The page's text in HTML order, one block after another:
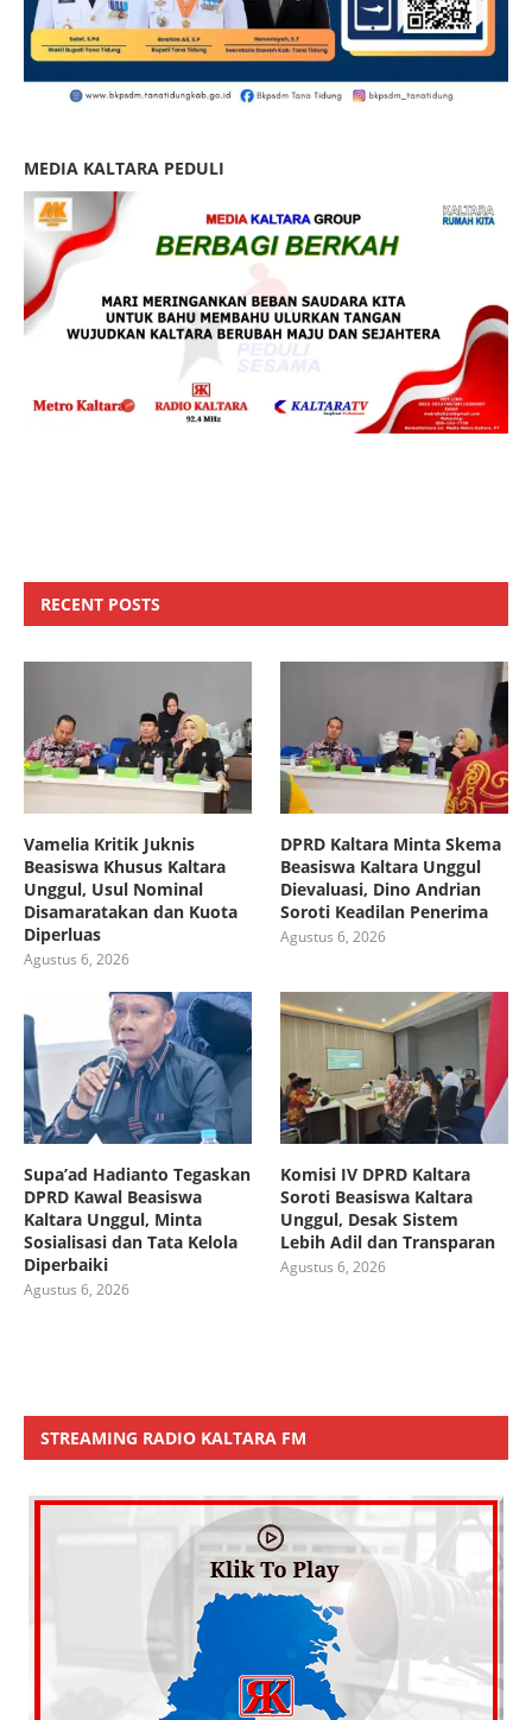
MEDIA KALTARA PEDULI
RECENT POSTS
Vamelia Kritik Juknis
Beasiswa Khusus Kaltara
Unggul, Usul Nominal
Disamaratakan dan Kuota
Diperluas
Agustus 6, 2026
DPRD Kaltara Minta Skema
Beasiswa Kaltara Unggul
Dievaluasi, Dino Andrian
Soroti Keadilan Penerima
Agustus 6, 2026
Supa’ad Hadianto Tegaskan
DPRD Kawal Beasiswa
Kaltara Unggul, Minta
Sosialisasi dan Tata Kelola
Diperbaiki
Agustus 6, 2026
Komisi IV DPRD Kaltara
Soroti Beasiswa Kaltara
Unggul, Desak Sistem
Lebih Adil dan Transparan
Agustus 6, 2026
STREAMING RADIO KALTARA FM